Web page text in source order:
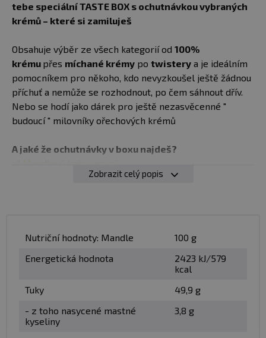
tebe speciální TASTE BOX s ochutnávkou vybraných
krémů – které si zamiluješ
Obsahuje výběr ze všech kategorií od 100%
krému přes míchané krémy po twistery a je ideálním
pomocníkem pro někoho, kdo nevyzkoušel ještě žádnou
příchuť a nemůže se rozhodnout, po čem sáhnout dřív.
Nebo se hodí jako dárek pro ještě nezasvěcenné "
budoucí " milovníky ořechových krémů
A jaké že ochutnávky v boxu najdeš?
Kešů krém jemný
nugat twister
Takže se máš rozhodně na co těšit !
Minimální trvanlivost: Viz. obal jedotlivých produktů
Upozornění
Zobrazit celý popis
Nutriční hodnoty: Mandle
100 g
Energetická hodnota
2423 kJ/579
kcal
Tuky
49,9 g
- z toho nasycené mastné
kyseliny
3,8 g